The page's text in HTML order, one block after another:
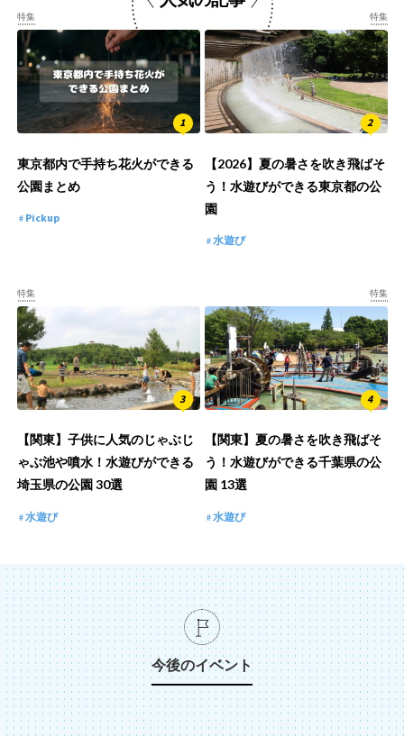
特集
東京都内で手持ち花火ができる
公園まとめ
Pickup
特集
【2026】夏の暑さを吹き飛ばそ
う！水遊びができる東京都の公
園
水遊び
特集
【関東】子供に人気のじゃぶじ
ゃぶ池や噴水！水遊びができる
埼玉県の公園 30選
水遊び
特集
【関東】夏の暑さを吹き飛ばそ
う！水遊びができる千葉県の公
園 13選
水遊び
今後のイベント